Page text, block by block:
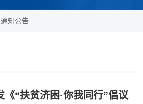
通知公告
《“扶贫济困·你我同行”倡议